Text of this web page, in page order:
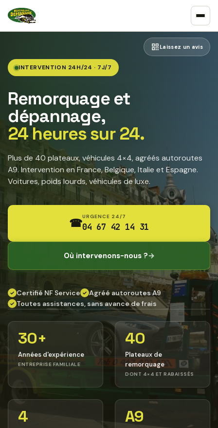
Laissez un avis
INTERVENTION 24H/24 · 7J/7
Remorquage et
dépannage,
24 heures sur 24.
Plus de 40 plateaux, véhicules 4×4, agréés autoroutes
A9. Intervention en France, Belgique, Italie et Espagne.
Voitures, poids lourds, véhicules de luxe.
☎URGENCE 24/7
04 67 42 14 31
Où intervenons-nous ?→
✓ Certifié NF Service ✓ Agréé autoroutes A9
✓ Toutes assistances, sans avance de frais
30+
Années d'expérience
ENTREPRISE FAMILIALE
40
Plateaux de
remorquage
DONT 4×4 ET RABAISSÉS
4 A9